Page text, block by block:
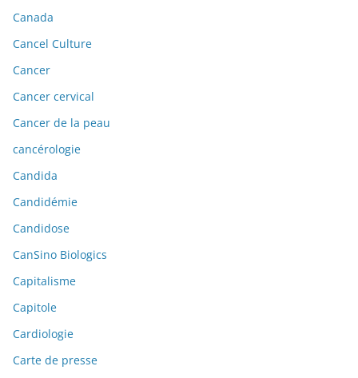
Canada
Cancel Culture
Cancer
Cancer cervical
Cancer de la peau
cancérologie
Candida
Candidémie
Candidose
CanSino Biologics
Capitalisme
Capitole
Cardiologie
Carte de presse